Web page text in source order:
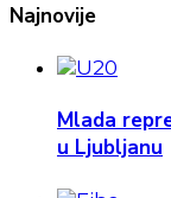
Najnovije
Mlada
u Ljubljanu